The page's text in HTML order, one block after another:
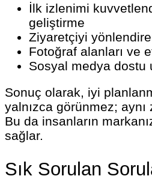
İlk izlenimi
geliştirme
Ziyaretçiyi
Fotoğraf alanları ve
Sosyal medya dostu
Sonuç olarak, iyi
yalnızca görünmez;
Bu da insanların
sağlar.
Sık Sorulan